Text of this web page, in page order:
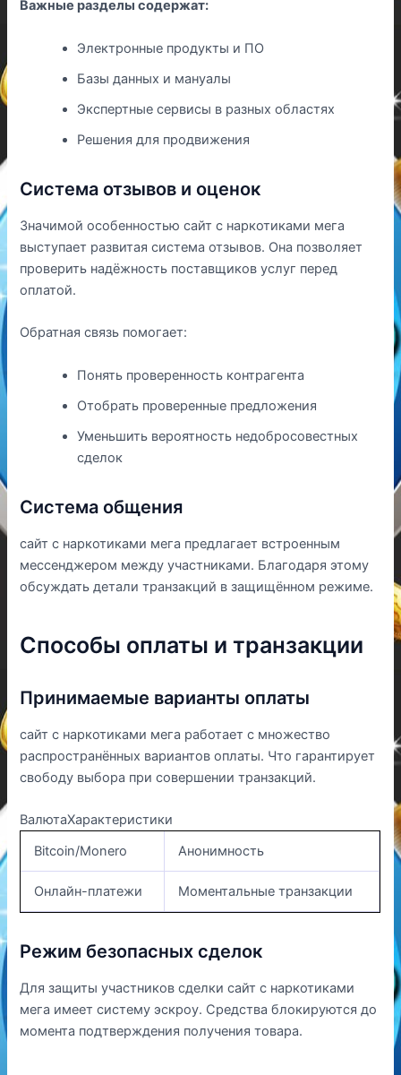
Важные разделы содержат:
Электронные продукты и ПО
Базы данных и мануалы
Экспертные сервисы в разных областях
Решения для продвижения
Система отзывов и оценок
Значимой особенностью сайт с наркотиками мега
выступает развитая система отзывов. Она позволяет
проверить надёжность поставщиков услуг перед
оплатой.
Обратная связь помогает:
Понять проверенность контрагента
Отобрать проверенные предложения
Уменьшить вероятность недобросовестных
сделок
Система общения
сайт с наркотиками мега предлагает встроенным
мессенджером между участниками. Благодаря этому
обсуждать детали транзакций в защищённом режиме.
Способы оплаты и транзакции
Принимаемые варианты оплаты
сайт с наркотиками мега работает с множество
распространённых вариантов оплаты. Что гарантирует
свободу выбора при совершении транзакций.
ВалютаХарактеристики
Bitcoin/Monero
Анонимность
Онлайн-платежи Моментальные транзакции
Режим безопасных сделок
Для защиты участников сделки сайт с наркотиками
мега имеет систему эскроу. Средства блокируются до
момента подтверждения получения товара.